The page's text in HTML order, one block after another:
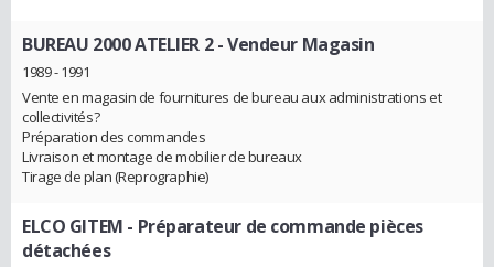
BUREAU 2000 ATELIER 2- Vendeur Magasin
1989 - 1991
Vente en magasin de fournitures de bureau aux administrations et
collectivités?
Préparation des commandes
Livraison et montage de mobilier de bureaux
Tirage de plan (Reprographie)
ELCO GITEM - Préparateur de commande pièces
détachées